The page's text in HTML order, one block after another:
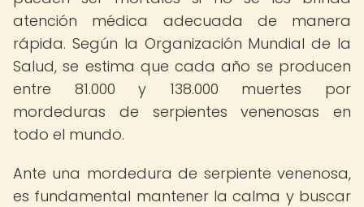
atención médica adecuada de manera
rápida. Según la Organización Mundial de la
Salud, se estima que cada año se producen
entre 81.000 y 138.000 muertes por
mordeduras de serpientes venenosas en
todo el mundo.
Ante una mordedura de serpiente venenosa,
es fundamental mantener la calma y buscar